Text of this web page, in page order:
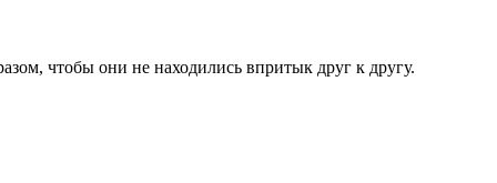
чтобы они не находились впритык друг к другу.